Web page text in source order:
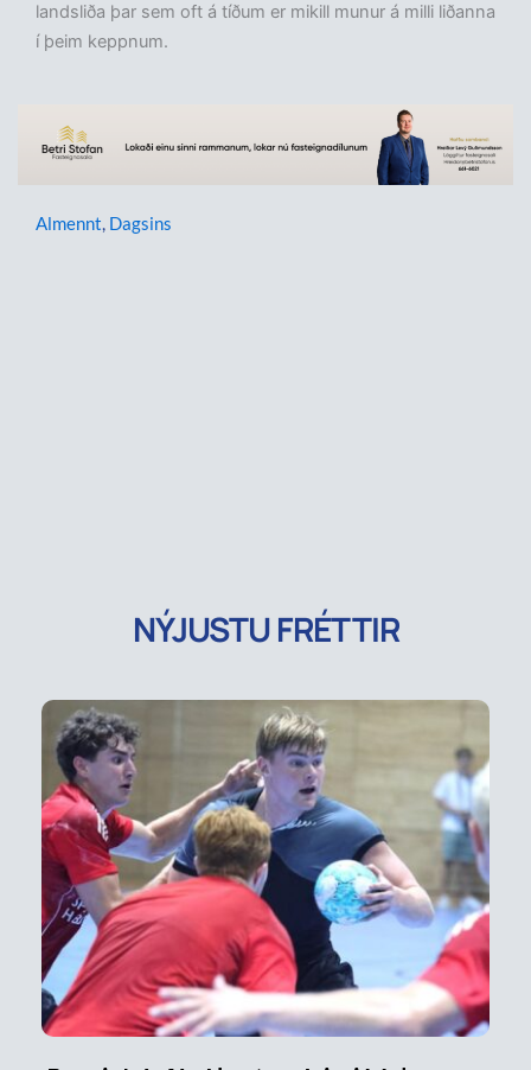
landsliða þar sem oft á tíðum er mikill munur á milli liðanna
í þeim keppnum.
Almennt, Dagsins
NÝJUSTU FRÉTTIR